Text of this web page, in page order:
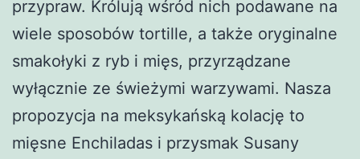
przypraw. Królują wśród nich podawane na
wiele sposobów tortille, a także oryginalne
smakołyki z ryb i mięs, przyrządzane
wyłącznie ze świeżymi warzywami. Nasza
propozycja na meksykańską kolację to
mięsne Enchiladas i przysmak Susany